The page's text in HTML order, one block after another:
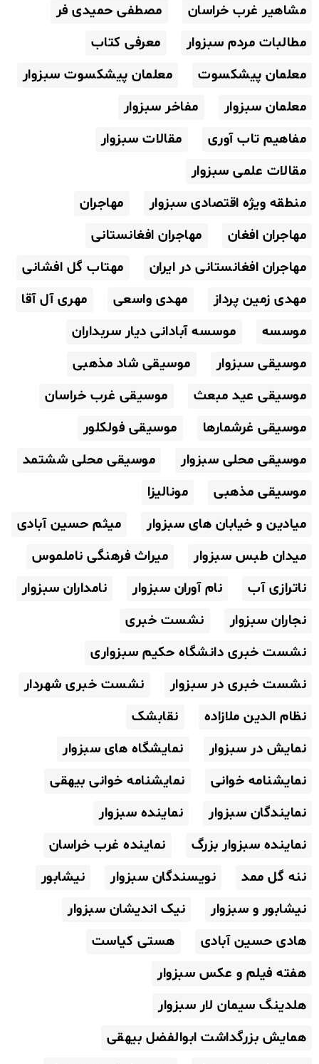
مشاهیر غرب خراسان
مصطفی حمیدی فر
مطالبات مردم سبزوار
معرفی کتاب
معلمان پیشکسوت
معلمان پیشکسوت سبزوار
معلمان سبزوار
مفاخر سبزوار
مفاهیم تاب آوری
مقالات سبزوار
مقالات علمی سبزوار
منطقه ویژه اقتصادی سبزوار
مهاجران
مهاجران افغان
مهاجران افغانستانی
مهاجران افغانستانی در ایران
مهتاب گل افشانی
مهدی زمین پرداز
مهدی واسعی
مهری آل آقا
موسسه
موسسه آبادانی دیار سربداران
موسیقی سبزوار
موسیقی شاد مذهبی
موسیقی عید مبعث
موسیقی غرب خراسان
موسیقی غرشمارها
موسیقی فولکلور
موسیقی محلی سبزوار
موسیقی محلی ششتمد
موسیقی مذهبی
مونالیزا
میادین و خیابان های سبزوار
میثم حسین آبادی
میدان طبس سبزوار
میراث فرهنگی ناملموس
ناترازی آب
نام آوران سبزوار
نامداران سبزوار
نجاران سبزوار
نشست خبری
نشست خبری دانشگاه حکیم سبزواری
نشست خبری در سبزوار
نشست خبری شهردار
نظام الدین ملازاده
نقابشک
نمایش در سبزوار
نمایشگاه های سبزوار
نمایشنامه خوانی
نمایشنامه خوانی بیهقی
نمایندگان سبزوار
نماینده سبزوار
نماینده سبزوار بزرگ
نماینده غرب خراسان
ننه گل ممد
نویسندگان سبزوار
نیشابور
نیشابور و سبزوار
نیک اندیشان سبزوار
هادی حسین آبادی
هستی کیاست
هفته فیلم و عکس سبزوار
هلدینگ سیمان لار سبزوار
همایش بزرگداشت ابوالفضل بیهقی